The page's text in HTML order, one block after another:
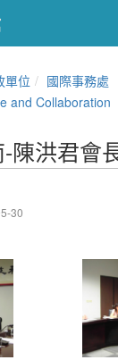
單位
國際事務處
and Collaboration
陳洪君會
30